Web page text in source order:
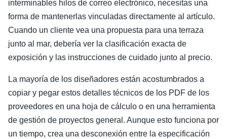
interminables hilos de correo electrónico, necesitas una
forma de mantenerlas vinculadas directamente al artículo.
Cuando un cliente vea una propuesta para una terraza
junto al mar, debería ver la clasificación exacta de
exposición y las instrucciones de cuidado junto al precio.
La mayoría de los diseñadores están acostumbrados a
copiar y pegar estos detalles técnicos de los PDF de los
proveedores en una hoja de cálculo o en una herramienta
de gestión de proyectos general. Aunque esto funciona por
un tiempo, crea una desconexión entre la especificación